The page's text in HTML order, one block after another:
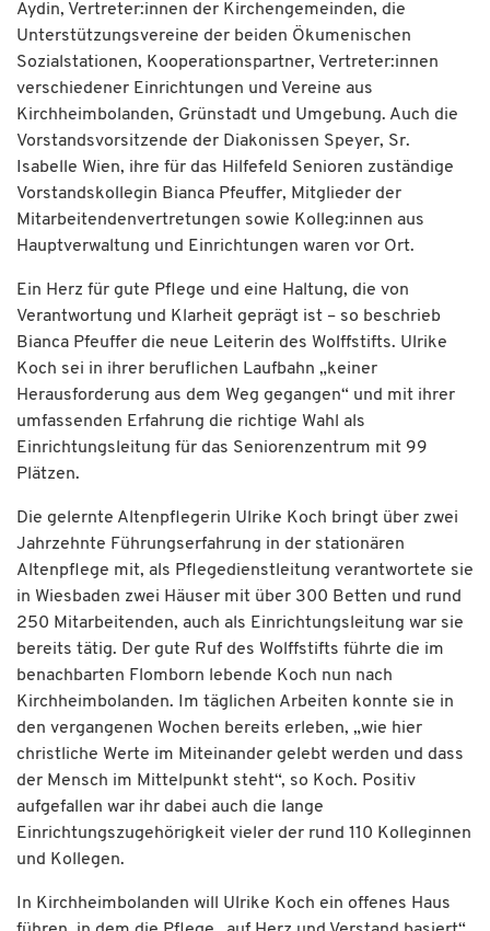
Aydin, Vertreter:innen der Kirchengemeinden, die
Unterstützungsvereine der beiden Ökumenischen
Sozialstationen, Kooperationspartner, Vertreter:innen
verschiedener Einrichtungen und Vereine aus
Kirchheimbolanden, Grünstadt und Umgebung. Auch die
Vorstandsvorsitzende der Diakonissen Speyer, Sr.
Isabelle Wien, ihre für das Hilfefeld Senioren zuständige
Vorstandskollegin Bianca Pfeuffer, Mitglieder der
Mitarbeitendenvertretungen sowie Kolleg:innen aus
Hauptverwaltung und Einrichtungen waren vor Ort.
Ein Herz für gute Pflege und eine Haltung, die von
Verantwortung und Klarheit geprägt ist – so beschrieb
Bianca Pfeuffer die neue Leiterin des Wolffstifts. Ulrike
Koch sei in ihrer beruflichen Laufbahn „keiner
Herausforderung aus dem Weg gegangen“ und mit ihrer
umfassenden Erfahrung die richtige Wahl als
Einrichtungsleitung für das Seniorenzentrum mit 99
Plätzen.
Die gelernte Altenpflegerin Ulrike Koch bringt über zwei
Jahrzehnte Führungserfahrung in der stationären
Altenpflege mit, als Pflegedienstleitung verantwortete sie
in Wiesbaden zwei Häuser mit über 300 Betten und rund
250 Mitarbeitenden, auch als Einrichtungsleitung war sie
bereits tätig. Der gute Ruf des Wolffstifts führte die im
benachbarten Flomborn lebende Koch nun nach
Kirchheimbolanden. Im täglichen Arbeiten konnte sie in
den vergangenen Wochen bereits erleben, „wie hier
christliche Werte im Miteinander gelebt werden und dass
der Mensch im Mittelpunkt steht“, so Koch. Positiv
aufgefallen war ihr dabei auch die lange
Einrichtungszugehörigkeit vieler der rund 110 Kolleginnen
und Kollegen.
In Kirchheimbolanden will Ulrike Koch ein offenes Haus